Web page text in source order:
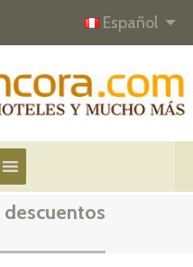
Español
descuentos